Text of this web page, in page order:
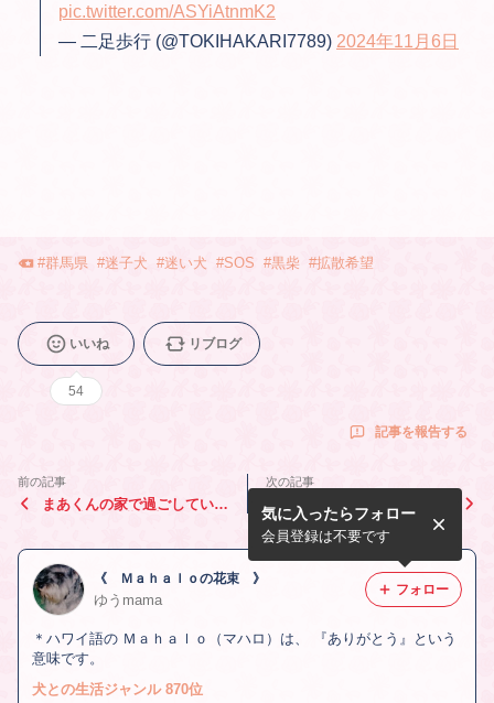
pic.twitter.com/ASYiAtnmK2
— 二足歩行 (@TOKIHAKARI7789) 2024年11月6日
#群馬県 #迷子犬 #迷い犬 #SOS #黒柴 #拡散希望
いいね
54
リブログ
記事を報告する
前の記事
まあくんの家で過ごしていま
次の記事
”「ペット不可物件…2人で
話し合って」”
《 Ｍａｈａｌｏの花束 》
ゆうmama
＊ハワイ語の Ｍａｈａｌｏ（マハロ）は、 『ありがとう』という
意味です。
気に入ったらフォロー
会員登録は不要です
フォロー
犬との生活ジャンル 870位